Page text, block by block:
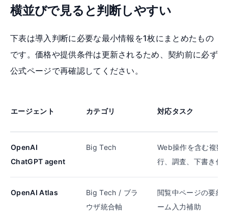
横並びで見ると判断しやすい
下表は導入判断に必要な最小情報を1枚にまとめたもの
です。価格や提供条件は更新されるため、契約前に必ず
公式ページで再確認してください。
エージェント カテゴリ 対応タスク
OpenAI
ChatGPT agent
Big Tech
Web操作を含む複数
行、調査、下書き作
OpenAI Atlas
Big Tech / ブラ
ウザ統合軸
閲覧中ページの要約
ーム入力補助